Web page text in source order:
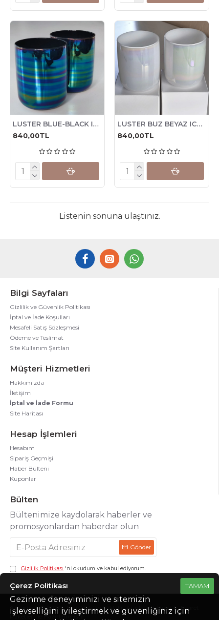
LUSTER BLUE-BLACK ICONIC Mum Bardağı, 280 cc , 6 Adet
840,00TL
LUSTER BUZ BEYAZ ICONIC Mum Bardağı, 280 cc , 6 Adet
840,00TL
Listenin sonuna ulaştınız.
Bilgi Sayfaları
Gizlilik ve Güvenlik Politikası
İptal ve İade Koşulları
Mesafeli Satış Sözleşmesi
Ödeme ve Teslimat
Site Kullanım Şartları
Müşteri Hizmetleri
Hakkımızda
İletişim
İptal ve İade Formu
Site Haritası
Hesap İşlemleri
Hesabım
Sipariş Geçmişi
Haber Bülteni
Kuponlar
Bülten
Bültenimize kaydolarak haberler ve
promosyonlardan haberdar olun
Gönder
Gizlilik Politikası 'ni okudum ve kabul ediyorum.
Absorberr © 2020 -Tüm Hakları Saklıdır. Arastasoft İzmir E-Ticaret
Paketleri ile Hazırlanmıştır.
TAMAM
Çerez Politikası
Gezinme deneyiminizi ve sitemizin
işlevselliğini iyileştirmek ve güvenliğiniz için